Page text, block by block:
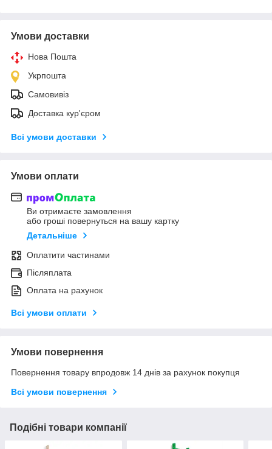
Умови доставки
Нова Пошта
Укрпошта
Самовивіз
Доставка кур'єром
Всі умови доставки
Умови оплати
Ви отримаєте замовлення
або гроші повернуться на вашу картку
Детальніше
Оплатити частинами
Післяплата
Оплата на рахунок
Всі умови оплати
Умови повернення
Повернення товару впродовж 14 днів за рахунок покупця
Всі умови повернення
Подібні товари компанії